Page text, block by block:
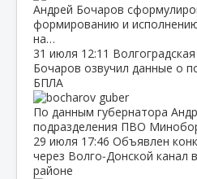
Андрей Бочаров
формированию и
на…
31 июля 12:11
Бочаров озвучил данные о
БПЛА
По данным губернатора
подразделения ПВО
29 июля 17:46 Объявлен
через Волго‑Донской канал
районе